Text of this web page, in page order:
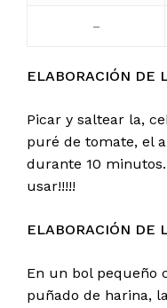
–
ELABORACIÓN DE
Picar y saltear la,
puré de tomate, el
durante 10
usar!!!!!
ELABORACIÓN DE
En un bol pequeño
puñado de harina,